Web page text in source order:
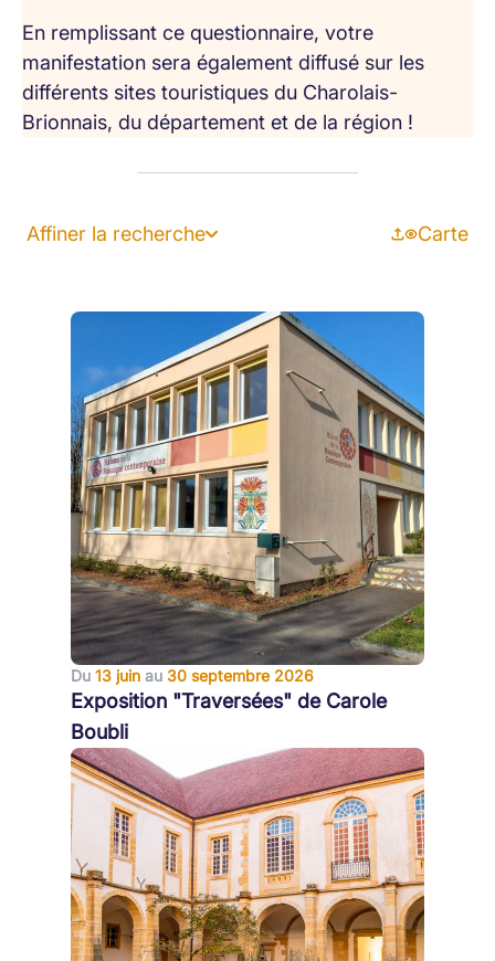
En remplissant ce questionnaire, votre
manifestation sera également diffusé sur les
différents sites touristiques du Charolais-
Brionnais, du département et de la région !
Affiner la recherche Carte
Du 13 juin au 30 septembre 2026
Exposition "Traversées" de Carole
Boubli